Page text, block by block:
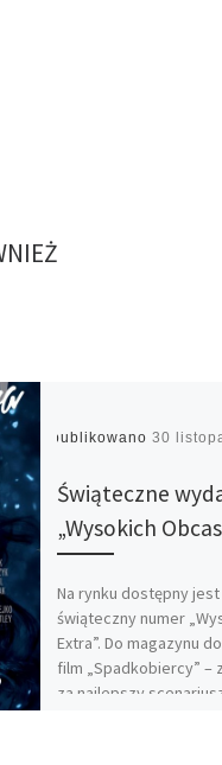
Opublikowano 30
Świąteczne
„Wysokich
Na rynku dostępny
świąteczny numer
Extra”. Do magazynu
film „Spadkobiercy” –
za najlepszy